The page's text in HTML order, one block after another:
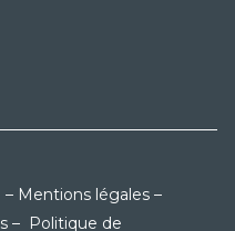
– Mentions légales –
– Politique de